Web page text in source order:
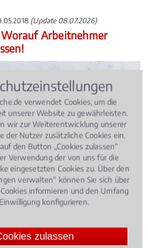
(Update 08.07.2026)
Arbeitnehmer
verwendet Cookies, um die
unserer Website zu gewährleisten.
wir zur Weiterentwicklung unserer
der Nutzer zusätzliche Cookies ein.
den Button „Cookies zulassen“
Verwendung der von uns für die
eingesetzten Cookies zu. Über den
verwalten“ können Sie sich über
informieren und den Umfang
konfigurieren.
zulassen